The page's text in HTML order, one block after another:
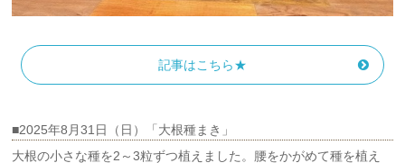
記事はこちら★
■2025年8月31日（日）「大根種まき」
大根の小さな種を2～3粒ずつ植えました。腰をかがめて種を植え